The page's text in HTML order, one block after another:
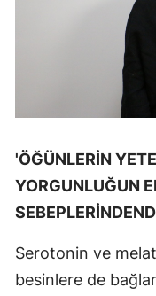
'ÖĞÜNLERİN
YORGUNLUĞUN
Serotonin ve
besinlere de